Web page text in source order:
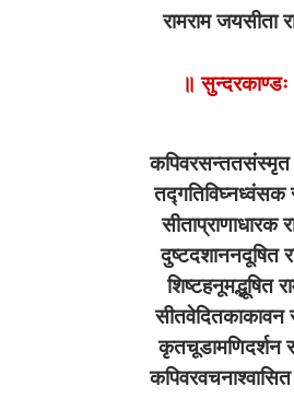
रामराम जयसीता
॥
कपिवरसन्ततसंस्मृत
तद्गतिविघ्नध्वंसक
सीताप्राणाधारक
दुष्टदशाननदूषित
शिष्टहनूमद्भूषित
सीतवेदितकाकावन
कृतचूडामणिदर्शन